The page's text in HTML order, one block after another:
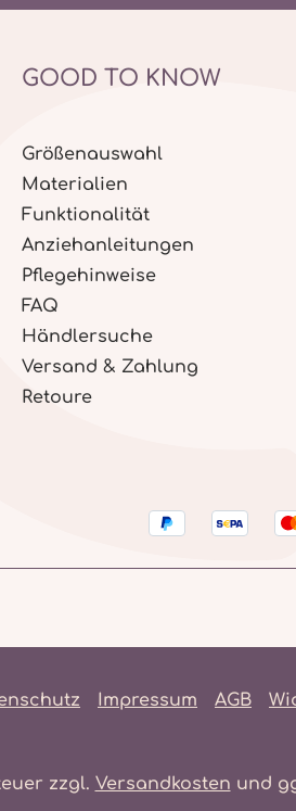
GOOD TO KNOW
Größenauswahl
Materialien
Funktionalität
Anziehanleitungen
Pflegehinweise
FAQ
Händlersuche
Versand & Zahlung
Retoure
Impressum AGB
zzgl. Versandkosten und